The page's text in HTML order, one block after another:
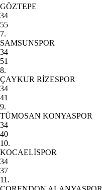
GÖZTEPE
34
55
7.
SAMSUNSPOR
34
51
8.
ÇAYKUR RİZESPOR
34
41
9.
TÜMOSAN KONYASPOR
34
40
10.
KOCAELİSPOR
34
37
11.